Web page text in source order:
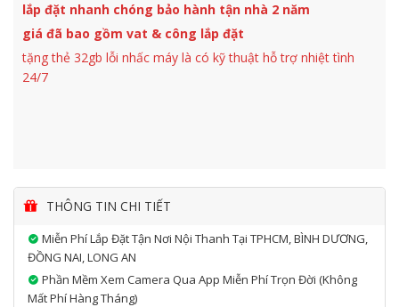
lắp đặt nhanh chóng bảo hành tận nhà 2 năm
giá đã bao gồm vat & công lắp đặt
tặng thẻ 32gb lỗi nhấc máy là có kỹ thuật hỗ trợ nhiệt tình
24/7
THÔNG TIN CHI TIẾT
Miễn Phí Lắp Đặt Tận Nơi Nội Thanh Tại TPHCM, BÌNH DƯƠNG,
ĐỒNG NAI, LONG AN
Phần Mềm Xem Camera Qua App Miễn Phí Trọn Đời (không
Mất Phí Hàng Tháng)